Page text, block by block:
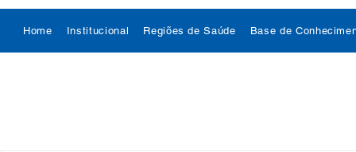
Home Institucional Regiões de Saúde Base de